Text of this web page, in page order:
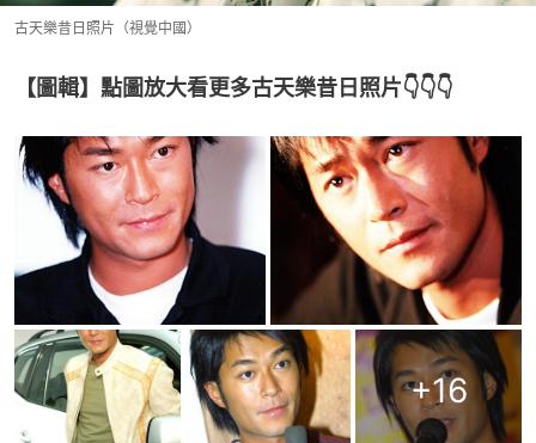
古天樂昔日照片（視覺中國）
【圖輯】點圖放大看更多古天樂昔日照片👇👇👇
+16